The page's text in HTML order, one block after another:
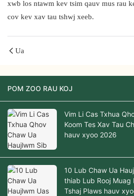
xwb los ntawm kev tsim qauv mus rau
cov kev xav tau tshwj xeeb.
Ua
POM ZOO RAU KOJ
Vim Li Cas Txhua
Koom Tes Xav Tau
hauv xyoo 2026
10 Lub Chaw Ua
thiab Lub Rooj Muag
Tshaj Plaws hauv